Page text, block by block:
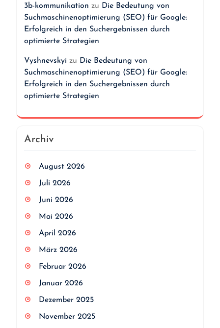
3b-kommunikation zu Die Bedeutung von
Suchmaschinenoptimierung (SEO) für Google:
Erfolgreich in den Suchergebnissen durch
optimierte Strategien
Vyshnevskyi zu Die Bedeutung von
Suchmaschinenoptimierung (SEO) für Google:
Erfolgreich in den Suchergebnissen durch
optimierte Strategien
Archiv
August 2026
Juli 2026
Juni 2026
Mai 2026
April 2026
März 2026
Februar 2026
Januar 2026
Dezember 2025
November 2025